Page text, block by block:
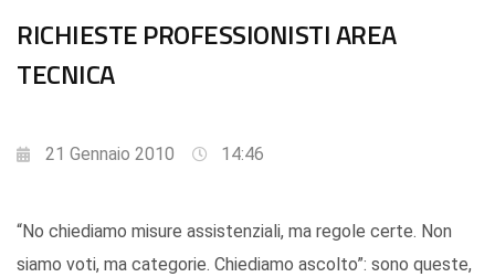
RICHIESTE PROFESSIONISTI AREA
TECNICA
21 Gennaio 2010 14:46
“No chiediamo misure assistenziali, ma regole certe. Non
siamo voti, ma categorie. Chiediamo ascolto”: sono queste,